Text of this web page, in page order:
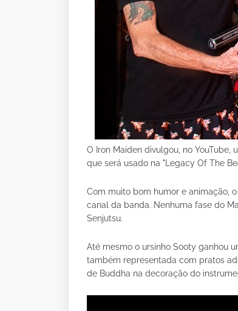
O Iron Maiden divulgou, no
que será usado na "Legacy Of The
Com muito bom humor e animação,
canal da banda. Nenhuma fase do
Senjutsu.
Até mesmo o ursinho Sooty ganhou
também representada com pratos
de Buddha na decoração do